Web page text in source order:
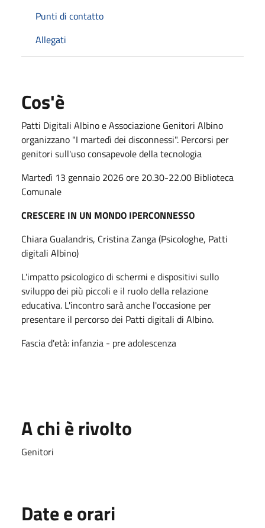
Punti di contatto
Allegati
Cos'è
Patti Digitali Albino e Associazione Genitori Albino
organizzano "I martedì dei disconnessi". Percorsi per
genitori sull'uso consapevole della tecnologia
Martedì 13 gennaio 2026 ore 20.30-22.00 Biblioteca
Comunale
CRESCERE IN UN MONDO IPERCONNESSO
Chiara Gualandris, Cristina Zanga (Psicologhe, Patti
digitali Albino)
L'impatto psicologico di schermi e dispositivi sullo
sviluppo dei più piccoli e il ruolo della relazione
educativa. L'incontro sarà anche l'occasione per
presentare il percorso dei Patti digitali di Albino.
Fascia d'età: infanzia - pre adolescenza
A chi è rivolto
Genitori
Date e orari